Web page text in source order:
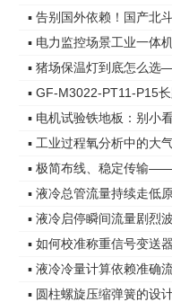
▪ GF-M3022-PT11-P15
▪ 电机试验铁地板：别小
▪ 工业过程氧分析中的大
▪ 极简布线、稳定传输
▪ 如何校准称重信号变送
▪ 圆柱螺旋压缩弹簧的设